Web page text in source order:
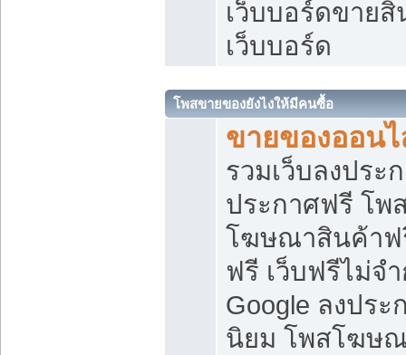
เว็บบอร์ดขาย
เว็บบอร์ด
โพสขายของยังไงให้มีคนซื้อ
ขายของออน
รวมเว็บลงประ
ประกาศฟรี โพ
โฆษณาสินค้าฟ
ฟรี เว็บฟรีไม่จ
Google ลงปร
นิยม โพสโฆษ